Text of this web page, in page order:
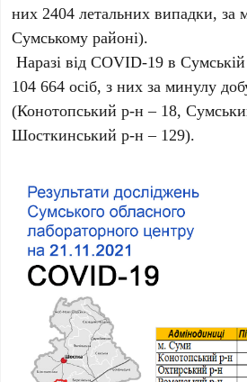
них 2404 летальних випадки, за
Сумському районі).
Наразі від COVID-19 в
104 664 осіб, з них за минулу
(Конотопський р-н – 18,
Шосткинський р-н – 129).